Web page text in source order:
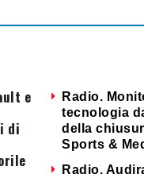
e
di
Radio.
tecnologia
della
Sports &
Radio.